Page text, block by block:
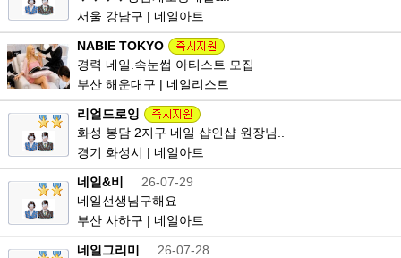
서울 강남구 | 네일아트
NABIE TOKYO
경력 네일.속눈썹 아티스트 모집
부산 해운대구 | 네일리스트
리얼드로잉
화성 봉담 2지구 네일 샵인샵 원장님..
경기 화성시 | 네일아트
네일&비
26-07-29
네일선생님구해요
부산 사하구 | 네일아트
네일그리미
26-07-28